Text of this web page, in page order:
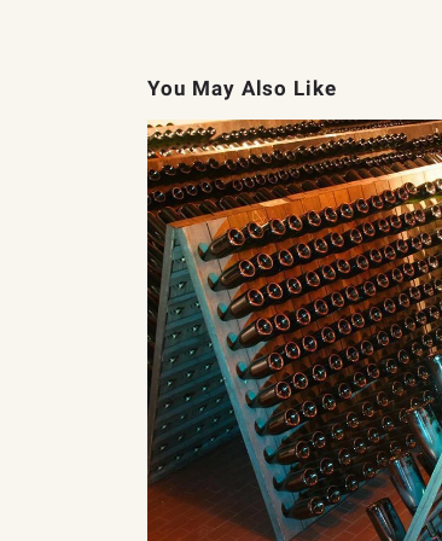
You May Also Like